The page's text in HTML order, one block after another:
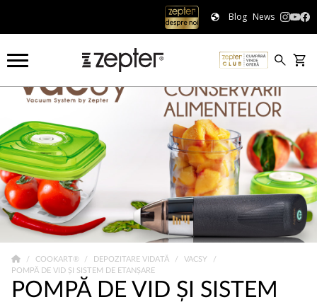
Blog News
COOKART® DEPOZITARE VIDATĂ
VACSY
POMPĂ DE VID ȘI SISTEM DE ETANȘARE
POMPĂ DE VID ȘI SISTEM